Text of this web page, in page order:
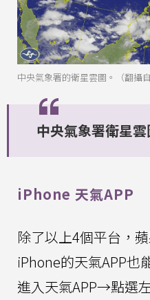
中央氣象署的衛星雲圖。（翻攝
中央氣象署衛星雲
iPhone 天氣APP
除了以上4個平台，
iPhone的天氣APP也
進入天氣APP→點選